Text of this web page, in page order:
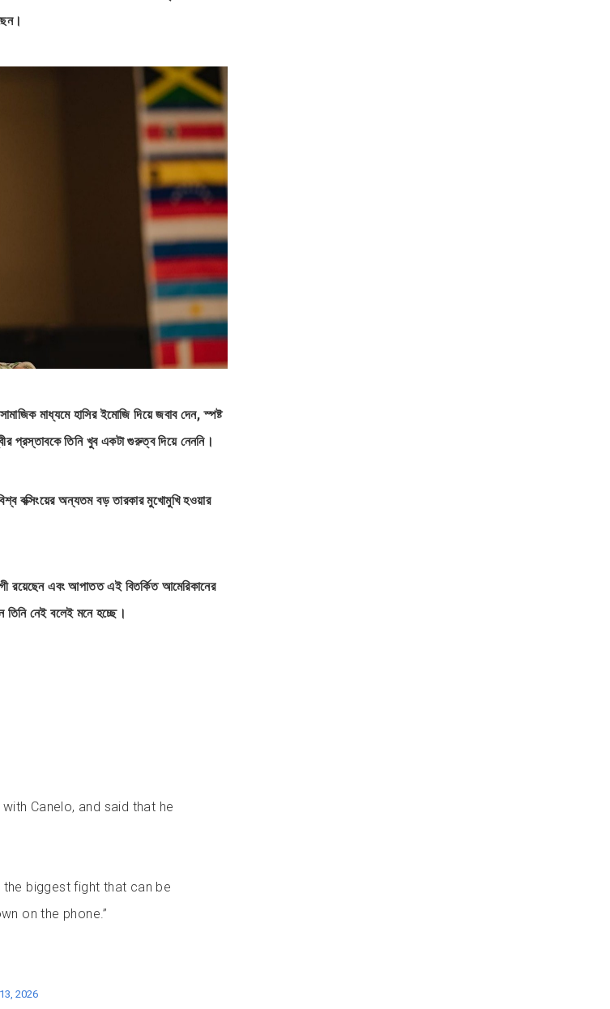
মাধ্যমে হাসির ইমোজি দিয়ে জবাব দেন, স্পষ্ট
প্রস্তাবকে তিনি খুব একটা গুরুত্ব দিয়ে নেননি।
অন্যতম বড় তারকার মুখোমুখি হওয়ার
রয়েছেন এবং আপাতত এই বিতর্কিত আমেরিকানের
তিনি নেই বলেই মনে হচ্ছে।
Canelo, and said that he
biggest fight that can be
on the phone.”
2026